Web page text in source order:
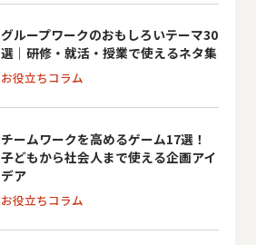
グループワークのおもしろいテーマ30
選｜研修・就活・授業で使えるネタ集
お役立ちコラム
チームワークを高めるゲーム17選！
子どもから社会人まで使える企画アイ
デア
お役立ちコラム